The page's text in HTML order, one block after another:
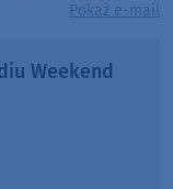
Pokaż e-mail
Weekend